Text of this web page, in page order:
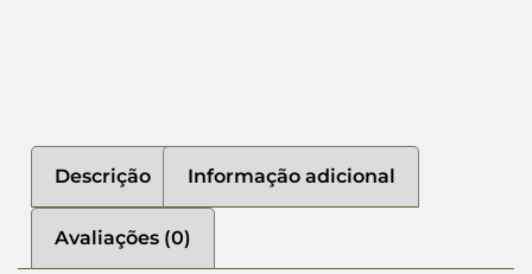
Descrição Informação adicional
Avaliações (0)